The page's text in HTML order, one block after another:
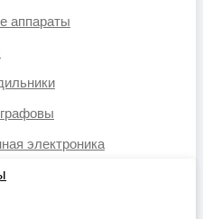
аппараты
электроника